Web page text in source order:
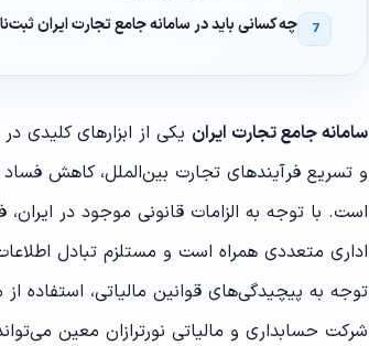
چه کسانی باید در سامانه جامع تجارت ایران
سامانه جامع تجارت ایران یکی از ابزارهای کلیدی
و تسریع فرآیندهای تجارت بین‌الملل، کاهش
است. با توجه به الزامات قانونی موجود در
اداری متعددی همراه است و مستلزم تبادل
توجه به پیچیدگی‌های قوانین مالیاتی، استفاده
شرکت حسابداری و مالیاتی نورترازان معین